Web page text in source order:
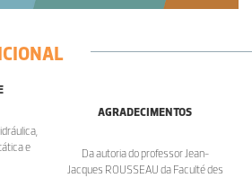
e
AGRADECIMENTOS
Da autoria do professor Jean-
Jacques ROUSSEAU da Faculté des